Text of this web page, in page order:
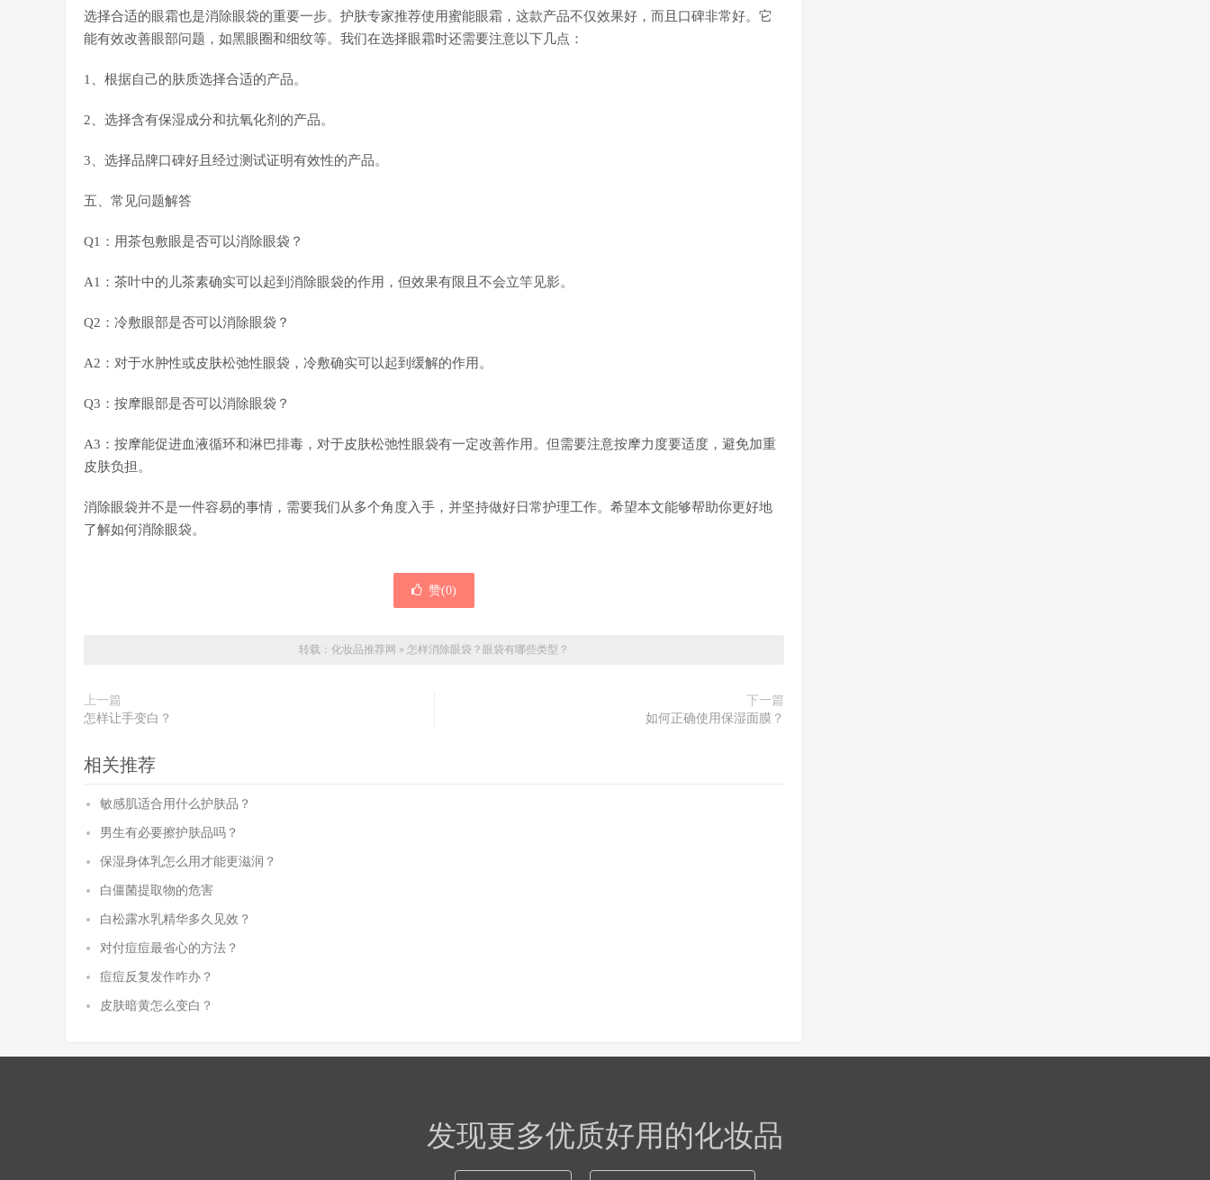
选择合适的眼霜也是消除眼袋的重要一步。护肤专家推荐使用蜜能眼霜，这款产品不仅效果好，而且口碑非常好。它
能有效改善眼部问题，如黑眼圈和细纹等。我们在选择眼霜时还需要注意以下几点：
1、根据自己的肤质选择合适的产品。
2、选择含有保湿成分和抗氧化剂的产品。
3、选择品牌口碑好且经过测试证明有效性的产品。
五、常见问题解答
Q1：用茶包敷眼是否可以消除眼袋？
A1：茶叶中的儿茶素确实可以起到消除眼袋的作用，但效果有限且不会立竿见影。
Q2：冷敷眼部是否可以消除眼袋？
A2：对于水肿性或皮肤松弛性眼袋，冷敷确实可以起到缓解的作用。
Q3：按摩眼部是否可以消除眼袋？
A3：按摩能促进血液循环和淋巴排毒，对于皮肤松弛性眼袋有一定改善作用。但需要注意按摩力度要适度，避免加重
皮肤负担。
消除眼袋并不是一件容易的事情，需要我们从多个角度入手，并坚持做好日常护理工作。希望本文能够帮助你更好地
了解如何消除眼袋。
赞(0)
转载： 化妆品推荐网 » 怎样消除眼袋？眼袋有哪些类型？
上一篇
怎样让手变白？
下一篇
如何正确使用保湿面膜？
相关推荐
敏感肌适合用什么护肤品？
男生有必要擦护肤品吗？
保湿身体乳怎么用才能更滋润？
白僵菌提取物的危害
白松露水乳精华多久见效？
对付痘痘最省心的方法？
痘痘反复发作咋办？
皮肤暗黄怎么变白？
发现更多优质好用的化妆品